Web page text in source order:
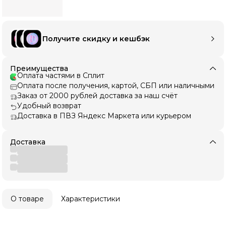
Получите скидку и кешбэк
Преимущества
Оплата частями в Сплит
Оплата после получения, картой, СБП или наличными
Заказ от 2000 рублей доставка за наш счёт
Удобный возврат
Доставка в ПВЗ Яндекс Маркета или курьером
Доставка
О товаре Характеристики